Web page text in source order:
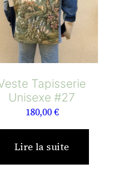
Tapisserie
Unisexe #27
180,00€
Lire la suite